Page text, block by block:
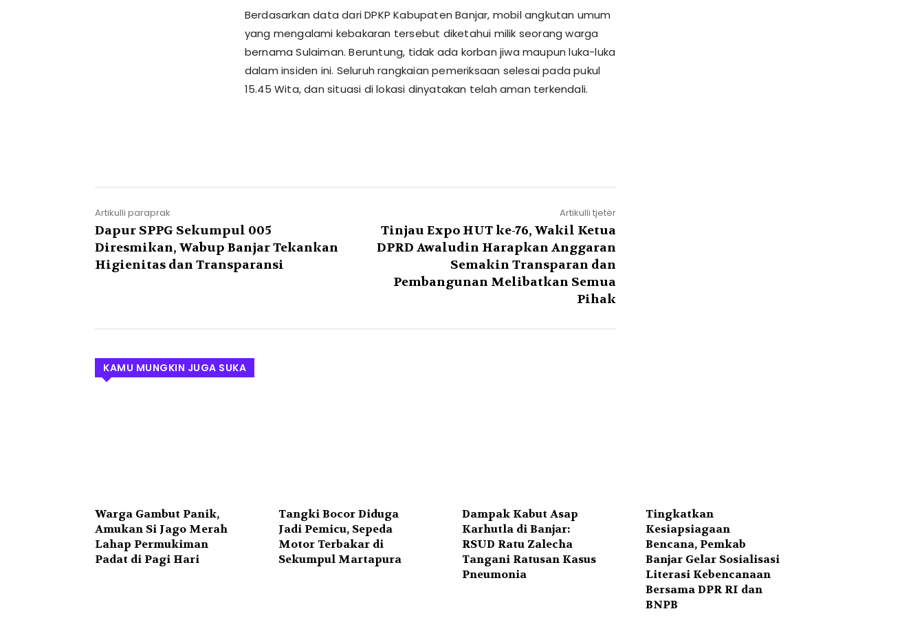
​Berdasarkan data dari DPKP Kabupaten Banjar, mobil angkutan umum
yang mengalami kebakaran tersebut diketahui milik seorang warga
bernama Sulaiman. Beruntung, tidak ada korban jiwa maupun luka-luka
dalam insiden ini. Seluruh rangkaian pemeriksaan selesai pada pukul
15.45 Wita, dan situasi di lokasi dinyatakan telah aman terkendali.
Artikulli paraprak
Dapur SPPG Sekumpul 005
Diresmikan, Wabup Banjar Tekankan
Higienitas dan Transparansi
Artikulli tjetër
Tinjau Expo HUT ke-76, Wakil Ketua
DPRD Awaludin Harapkan Anggaran
Semakin Transparan dan
Pembangunan Melibatkan Semua
Pihak
KAMU MUNGKIN JUGA SUKA
Warga Gambut Panik,
Amukan Si Jago Merah
Lahap Permukiman
Padat di Pagi Hari
Tangki Bocor Diduga
Jadi Pemicu, Sepeda
Motor Terbakar di
Sekumpul Martapura
Dampak Kabut Asap
Karhutla di Banjar:
RSUD Ratu Zalecha
Tangani Ratusan Kasus
Pneumonia
Tingkatkan
Kesiapsiagaan
Bencana, Pemkab
Banjar Gelar Sosialisasi
Literasi Kebencanaan
Bersama DPR RI dan
BNPB